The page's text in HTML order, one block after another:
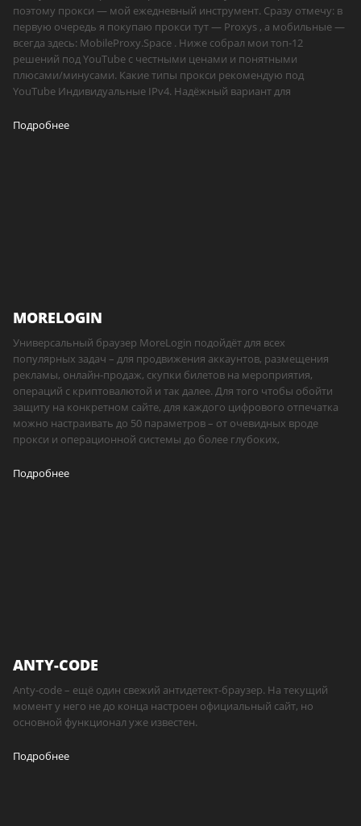
поэтому прокси — мой ежедневный инструмент. Сразу отмечу: в
первую очередь я покупаю прокси тут — Proxys , а мобильные —
всегда здесь: MobileProxy.Space . Ниже собрал мои топ-12
решений под YouTube с честными ценами и понятными
плюсами/минусами. Какие типы прокси рекомендую под
YouTube Индивидуальные IPv4. Надёжный вариант для
Подробнее
MORELOGIN
Универсальный браузер MoreLogin подойдёт для всех
популярных задач – для продвижения аккаунтов, размещения
рекламы, онлайн-продаж, скупки билетов на мероприятия,
операций с криптовалютой и так далее. Для того чтобы обойти
защиту на конкретном сайте, для каждого цифрового отпечатка
можно настраивать до 50 параметров – от очевидных вроде
прокси и операционной системы до более глубоких,
Подробнее
ANTY-CODE
Anty-code – ещё один свежий антидетект-браузер. На текущий
момент у него не до конца настроен официальный сайт, но
основной функционал уже известен.
Подробнее